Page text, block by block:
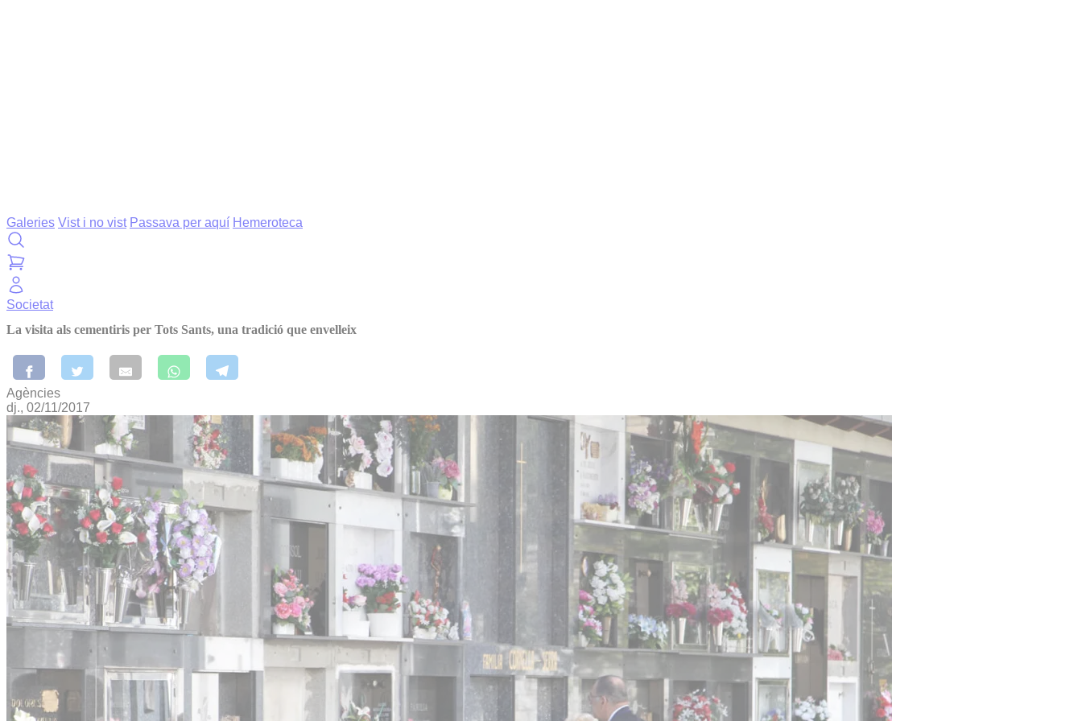
Galeries Vist i no vist Passava per aquí Hemeroteca
Societat
La visita als cementiris per Tots Sants, una tradició que envelleix
Agències
dj., 02/11/2017